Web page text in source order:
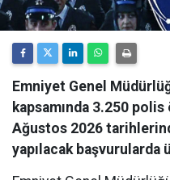
Emniyet Genel
kapsamında 3.250
Ağustos 2026
yapılacak başvurularda